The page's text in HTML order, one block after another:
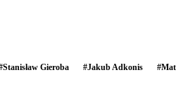
Stanisław Gieroba #Jakub Adkonis #